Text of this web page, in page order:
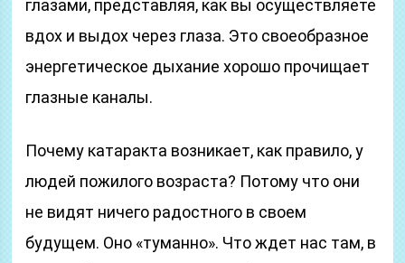
глазами, представляя, как вы осуществляете
вдох и выдох через глаза. Это своеобразное
энергетическое дыхание хорошо прочищает
глазные каналы.
Почему катаракта возникает, как правило, у
людей пожилого возраста? Потому что они
не видят ничего радостного в своем
будущем. Оно «туманно». Что ждет нас там, в